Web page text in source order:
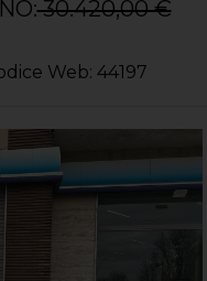
Web: 44197
30.420,00 €